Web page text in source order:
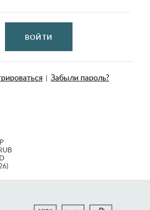
ВОЙТИ
| Забыли пароль?